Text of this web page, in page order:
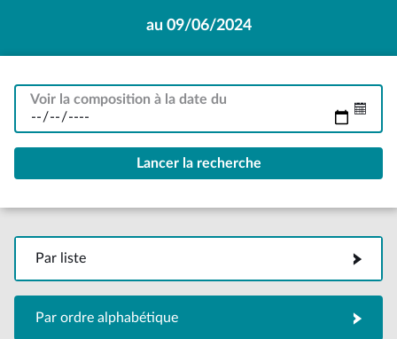
au 09/06/2024
Voir la composition à la date du
Par liste
Par ordre alphabétiquePar ordre alphabétique